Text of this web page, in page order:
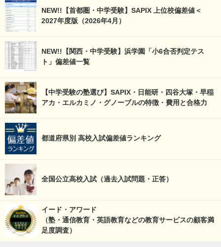
NEW!!【首都圏・中学受験】SAPIX 上位校偏差値＜
2027年度版（2026年4月）
NEW!!【関西・中学受験】浜学園「小6合否判定テス
ト」偏差値一覧
【中学受験の塾選び】SAPIX・日能研・四谷大塚・早稲
アカ・エルカミノ・グノーブルの特徴・費用と合格力
都道府県別 高校入試偏差値ランキング
全国公立高校入試（過去入試問題・正答）
イード・アワード
（塾・通信教育・英語教育などの教育サービスの顧客満
足度調査）